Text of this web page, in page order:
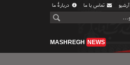
آرشیو تماس با ما دربارهٔ ما
MASHREGH NEWS